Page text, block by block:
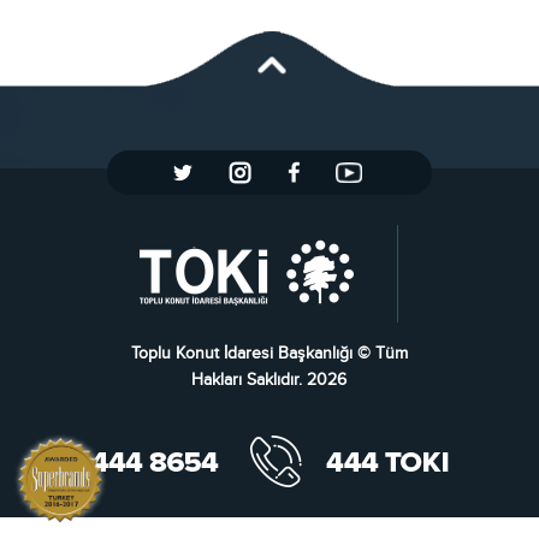
Toplu Konut İdaresi Başkanlığı © Tüm
Hakları Saklıdır. 2026